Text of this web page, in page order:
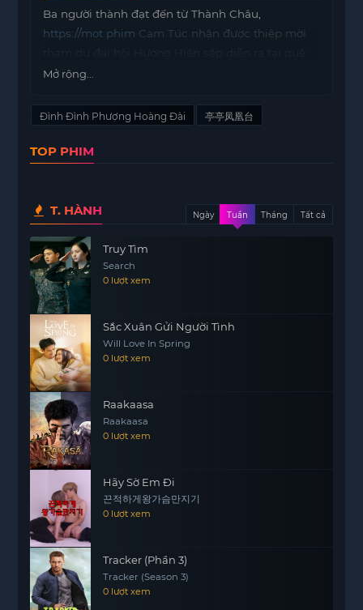
Ba người thành đạt đến từ Thành Châu,
https://mot phim Cam Túc nhận được thiệp mời
hương họ. Sau nhiều năm xa cách, họ quyết định
cơ hội để họ thể hiện những thành tựu của mình
Tuy nhiên, trong lúc chuẩn bị cho sự kiện, một
sự cố xảy ra trước kỳ thi đại học nhiều năm trước
đã làm thay đổi cuộc sống của họ một cách mãnh
liệt. Những ký ức đau thương và kỷ niệm đẹp đan
xen, tạo nên một bức tranh phức tạp về tình bạn
và sự lựa chọn.
Giờ đây, lời hứa và trách nhiệm mà họ từng chia
sẻ lại được đặt lên bàn cân. Mỗi người đều phải
đối diện với những gánh nặng của quá khứ và tìm
cách giải quyết chúng. Sự trở về này không chỉ là
một cuộc hội ngộ đơn thuần, mà còn là hành
trình khám phá bản thân và nhận thức về những
gì đã qua. Họ sẽ phải quyết định xem liệu có nên
tiếp tục sống trong bóng tối của quá khứ hay
dũng cảm đối mặt và tìm kiếm sự tha thứ.
Đình Đình Phượng Hoàng Đài không chỉ là một
câu chuyện về tình bạn và sự trưởng thành, mà
còn là hành trình tìm kiếm ý nghĩa cuộc sống qua
những thách thức và khó khăn. Điều này sẽ để lại
những bài học quý giá cho mỗi người, nhắc nhở
họ về tầm quan trọng của việc chấp nhận quá
Mở rộng...
Đình Đình Phượng Hoàng Đài 亭亭凤凰台
TOP PHIM
T. HÀNH Ngày Tuần Tháng Tất cả
Truy Tìm
Search
0 lượt xem
Sắc Xuân Gửi Người Tình
Will Love In Spring
0 lượt xem
Raakaasa
Raakaasa
0 lượt xem
Hãy Sờ Em Đi
끈적하게왕가슴만지기
0 lượt xem
Tracker (Phần 3)
Tracker (Season 3)
0 lượt xem